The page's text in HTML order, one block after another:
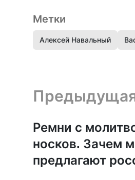
Метки
Алексей Навальный
Предыдущая запись и
Предыдущая
Ремни с
носков. Зачем
предлагают